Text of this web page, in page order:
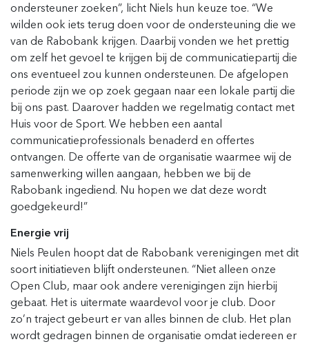
ondersteuner zoeken”, licht Niels hun keuze toe. “We
wilden ook iets terug doen voor de ondersteuning die we
van de Rabobank krijgen. Daarbij vonden we het prettig
om zelf het gevoel te krijgen bij de communicatiepartij die
ons eventueel zou kunnen ondersteunen. De afgelopen
periode zijn we op zoek gegaan naar een lokale partij die
bij ons past. Daarover hadden we regelmatig contact met
Huis voor de Sport. We hebben een aantal
communicatieprofessionals benaderd en offertes
ontvangen. De offerte van de organisatie waarmee wij de
samenwerking willen aangaan, hebben we bij de
Rabobank ingediend. Nu hopen we dat deze wordt
goedgekeurd!”
Energie vrij
Niels Peulen hoopt dat de Rabobank verenigingen met dit
soort initiatieven blijft ondersteunen. “Niet alleen onze
Open Club, maar ook andere verenigingen zijn hierbij
gebaat. Het is uitermate waardevol voor je club. Door
zo’n traject gebeurt er van alles binnen de club. Het plan
wordt gedragen binnen de organisatie omdat iedereen er